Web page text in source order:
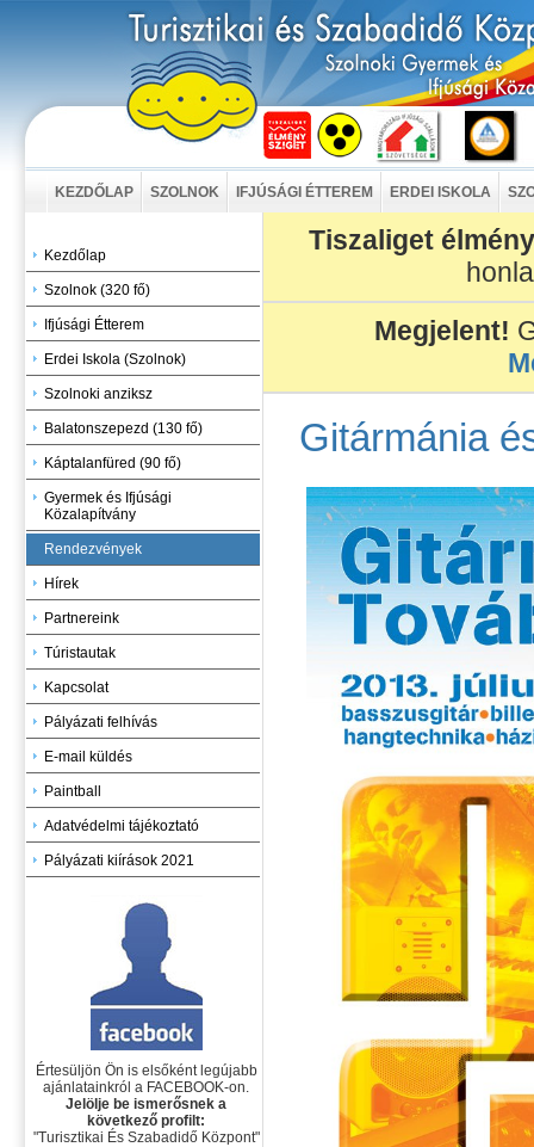
KEZDŐLAP SZOLNOK IFJÚSÁGI ÉTTEREM ERDEI ISKOLA
Kezdőlap
Szolnok (320 fő)
Ifjúsági Étterem
Erdei Iskola (Szolnok)
Szolnoki anziksz
Balatonszepezd (130 fő)
Káptalanfüred (90 fő)
Gyermek és Ifjúsági
Közalapítvány
Rendezvények
Hírek
Partnereink
Túristautak
Kapcsolat
Pályázati felhívás
E-mail küldés
Paintball
Adatvédelmi tájékoztató
Pályázati kiírások 2021
Értesüljön Ön is elsőként legújabb
ajánlatainkról a FACEBOOK-on.
Jelölje be ismerősnek a
következő profilt:
"Turisztikai És Szabadidő Központ"
Tiszaliget
Megjelent!
Gitármánia